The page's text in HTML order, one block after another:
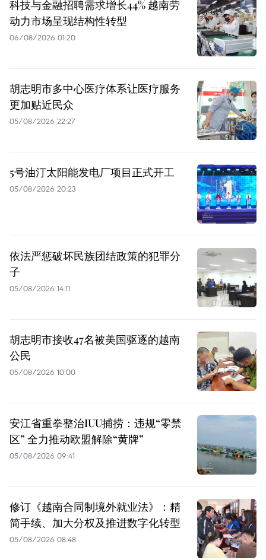
科技与金融招聘需求增长44% 越南劳
动力市场呈现结构性转型
06/08/2026 01:20
胡志明市多中心医疗体系让医疗服务
更加贴近民众
05/08/2026 22:27
5号油汀太阳能发电厂项目正式开工
05/08/2026 20:23
依法严惩破坏民族团结政策的犯罪分
子
05/08/2026 14:11
胡志明市接收47名被美国驱逐的越南
公民
05/08/2026 10:00
安江省重拳整治IUU捕捞：违规“零禁
区” 全力推动欧盟解除“黄牌”
05/08/2026 09:41
修订《越南合同制境外就业法》：精
简手续、加大分权及推进数字化转型
05/08/2026 08:48